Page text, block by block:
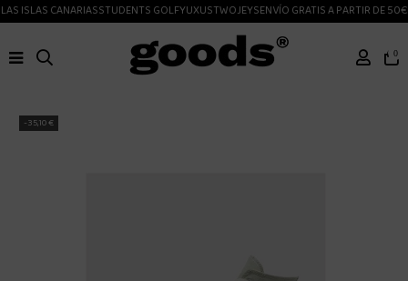
ISLAS CANARIASSTUDENTS GOLFYUXUSTWOJEYSENVÍO GRATIS A PARTIR DE 50€
0
-35,10 €